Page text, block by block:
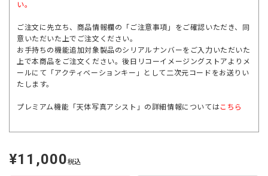
い。
ご注文に先立ち、商品情報欄の「ご注意事項」をご確認いただき、同
意いただいた上でご注文ください。
お手持ちの機能追加対象製品のシリアルナンバーをご入力いただいた
上で本商品をご注文ください。後日リコーイメージングストアよりメ
ールにて「アクティベーションキー」として二次元コードをお送りい
たします。
プレミアム機能「天体写真アシスト」の詳細情報についてはこちら
定
価
¥11,000税込